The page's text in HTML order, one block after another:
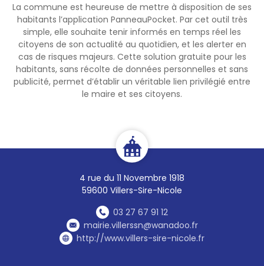
La commune est heureuse de mettre à disposition de ses
habitants l’application PanneauPocket. Par cet outil très
simple, elle souhaite tenir informés en temps réel les
citoyens de son actualité au quotidien, et les alerter en
cas de risques majeurs. Cette solution gratuite pour les
habitants, sans récolte de données personnelles et sans
publicité, permet d’établir un véritable lien privilégié entre
le maire et ses citoyens.
4 rue du 11 Novembre 1918
59600 Villers-Sire-Nicole
03 27 67 91 12
mairie.villerssn@wanadoo.fr
http://www.villers-sire-nicole.fr